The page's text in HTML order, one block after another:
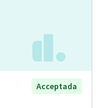
Acceptada